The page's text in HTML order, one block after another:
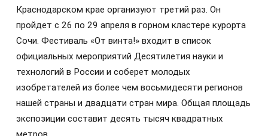
Краснодарском крае организуют третий раз. Он
пройдет с 26 по 29 апреля в горном кластере курорта
Сочи. Фестиваль «От винта!» входит в список
официальных мероприятий Десятилетия науки и
технологий в России и соберет молодых
изобретателей из более чем восьмидесяти регионов
нашей страны и двадцати стран мира. Общая площадь
экспозиции составит десять тысяч квадратных